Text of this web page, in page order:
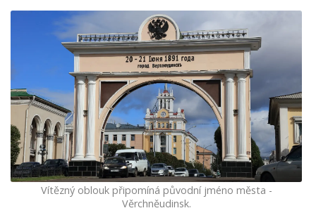
Vítězný oblouk připomíná původní jméno města -
Věrchněudinsk.